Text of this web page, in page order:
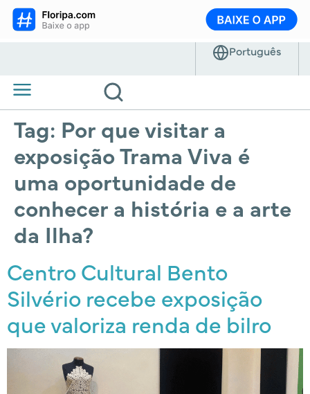
Tag: Por que visitar a
exposição Trama Viva é
uma oportunidade de
conhecer a história e a arte
da Ilha?
Centro Cultural Bento
Silvério recebe exposição
que valoriza renda de bilro